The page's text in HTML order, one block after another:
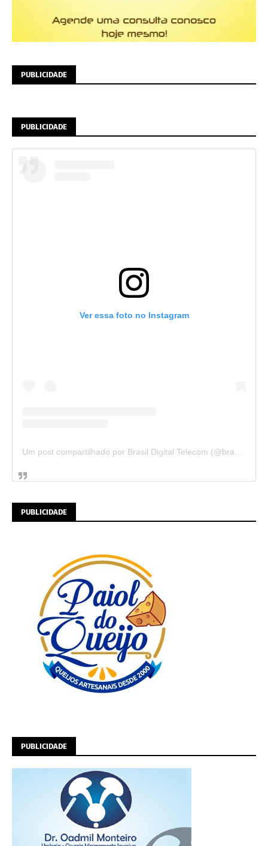
PUBLICIDADE
PUBLICIDADE
Ver essa foto no Instagram
PUBLICIDADE
PUBLICIDADE